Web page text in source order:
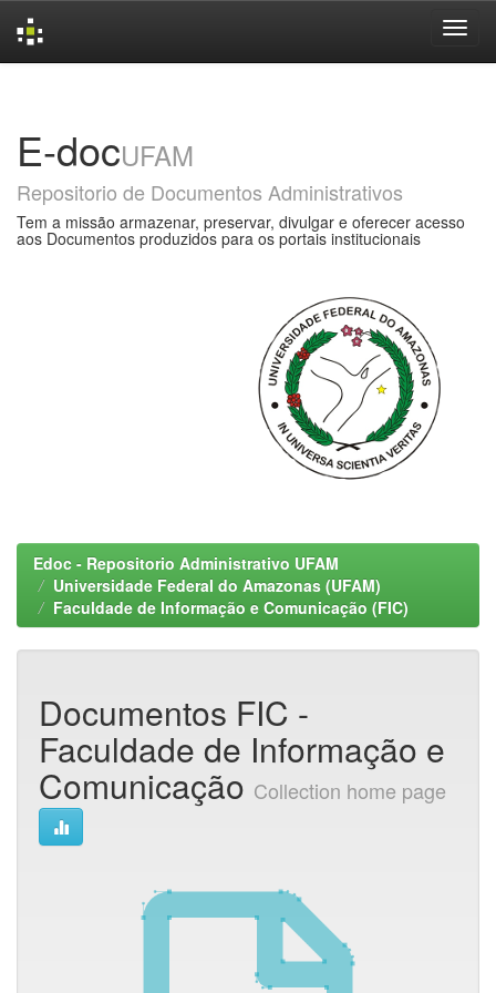
E-docUFAM
Repositorio de Documentos Administrativos
Tem a missão armazenar, preservar, divulgar e oferecer acesso
aos Documentos produzidos para os portais institucionais
Edoc - Repositorio Administrativo UFAM
Universidade Federal do Amazonas (UFAM)
Faculdade de Informação e Comunicação (FIC)
Documentos FIC -
Faculdade de Informação e
Comunicação Collection home page